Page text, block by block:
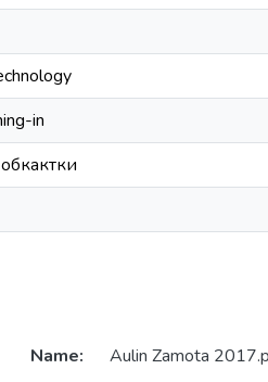
in
Name:
Aulin Zamota